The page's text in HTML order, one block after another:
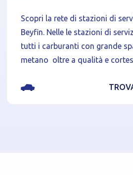
Scopri la rete di stazioni di
Beyfin. Nelle le stazioni di
tutti i carburanti con grande
metano oltre a qualità e
Tecnici
Accetto l'utilizzo di cookie